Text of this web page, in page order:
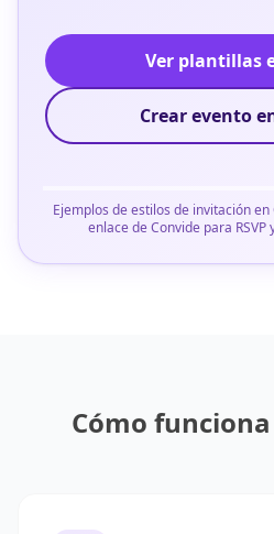
Ver plantillas
Crear evento
Ejemplos de estilos de invitación
enlace de Convide para
Cómo